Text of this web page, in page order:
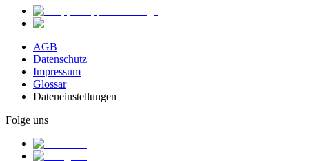
AGB
Datenschutz
Impressum
Glossar
Dateneinstellungen
Folge uns